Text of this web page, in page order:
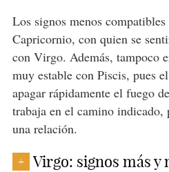
Los signos menos
Capricornio, con quien se
con Virgo. Además, tampoco
muy estable con Piscis, pues
apagar rápidamente el fuego
trabaja en el camino indicado,
una relación.
+ Virgo: signos más